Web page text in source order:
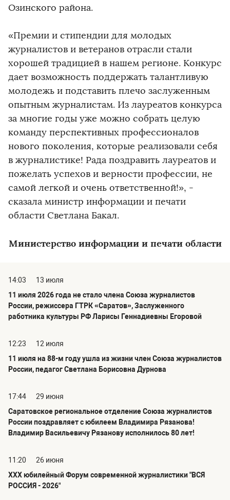
Озинского района.
«Премии и стипендии для молодых
журналистов и ветеранов отрасли стали
хорошей традицией в нашем регионе. Конкурс
дает возможность поддержать талантливую
молодежь и подставить плечо заслуженным
опытным журналистам. Из лауреатов конкурса
за многие годы уже можно собрать целую
команду перспективных профессионалов
нового поколения, которые реализовали себя
в журналистике! Рада поздравить лауреатов и
пожелать успехов и верности профессии, не
самой легкой и очень ответственной!», -
сказала министр информации и печати
области Светлана Бакал.
Министерство информации и печати области
14:03
13 июля
11 июля 2026 года не стало члена Союза журналистов
России, режиссера ГТРК «Саратов», Заслуженного
работника культуры РФ Ларисы Геннадиевны Егоровой
12:23
12 июля
11 июля на 88-м году ушла из жизни член Союза журналистов
России, педагог Светлана Борисовна Дурнова
17:44
29 июня
Саратовское региональное отделение Союза журналистов
России поздравляет с юбилеем Владимира Рязанова!
Владимир Васильевичу Рязанову исполнилось 80 лет!
11:20
26 июня
ХХХ юбилейный Форум современной журналистики "ВСЯ
РОССИЯ - 2026"